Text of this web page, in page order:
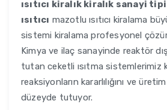
ısıtıcı kiralık kiralık sanayi
ısıtıcı mazotlu ısıtıcı kiralama
sistemi kiralama profesyonel
Kimya ve ilaç sanayinde reaktör dış
tutan ceketli ısıtma sistemlerimiz
reaksiyonların kararlılığını ve
düzeyde tutuyor.